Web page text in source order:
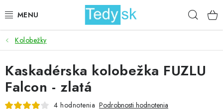
na
BICYKLE
ZÁHRADA
DOMÁCNOSŤ
Kolobežky
Kaskadérska kolobežka FUZLU
Falcon - zlatá
4 hodnotenia Podrobnosti hodnotenia